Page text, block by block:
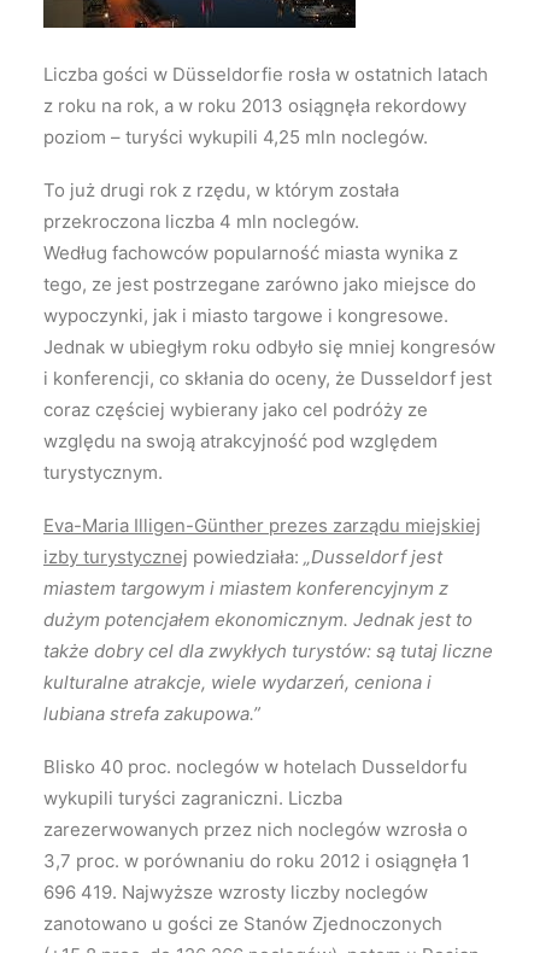
Liczba gości w Düsseldorfie rosła w ostatnich latach
z roku na rok, a w roku 2013 osiągnęła rekordowy
poziom – turyści wykupili 4,25 mln noclegów.
To już drugi rok z rzędu, w którym została
przekroczona liczba 4 mln noclegów.
Według fachowców popularność miasta wynika z
tego, ze jest postrzegane zarówno jako miejsce do
wypoczynki, jak i miasto targowe i kongresowe.
Jednak w ubiegłym roku odbyło się mniej kongresów
i konferencji, co skłania do oceny, że Dusseldorf jest
coraz częściej wybierany jako cel podróży ze
względu na swoją atrakcyjność pod względem
turystycznym.
Eva-Maria Illigen-Günther prezes zarządu miejskiej
izby turystycznej powiedziała: „Dusseldorf jest
miastem targowym i miastem konferencyjnym z
dużym potencjałem ekonomicznym. Jednak jest to
także dobry cel dla zwykłych turystów: są tutaj liczne
kulturalne atrakcje, wiele wydarzeń, ceniona i
lubiana strefa zakupowa.”
Blisko 40 proc. noclegów w hotelach Dusseldorfu
wykupili turyści zagraniczni. Liczba
zarezerwowanych przez nich noclegów wzrosła o
3,7 proc. w porównaniu do roku 2012 i osiągnęła 1
696 419. Najwyższe wzrosty liczby noclegów
zanotowano u gości ze Stanów Zjednoczonych